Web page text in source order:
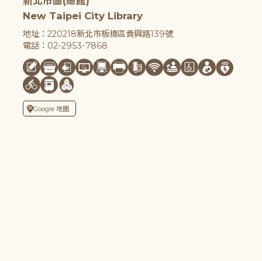
New Taipei City Library
地址：220218新北市板橋區貴興路139號
電話：02-2953-7868
Google 地圖